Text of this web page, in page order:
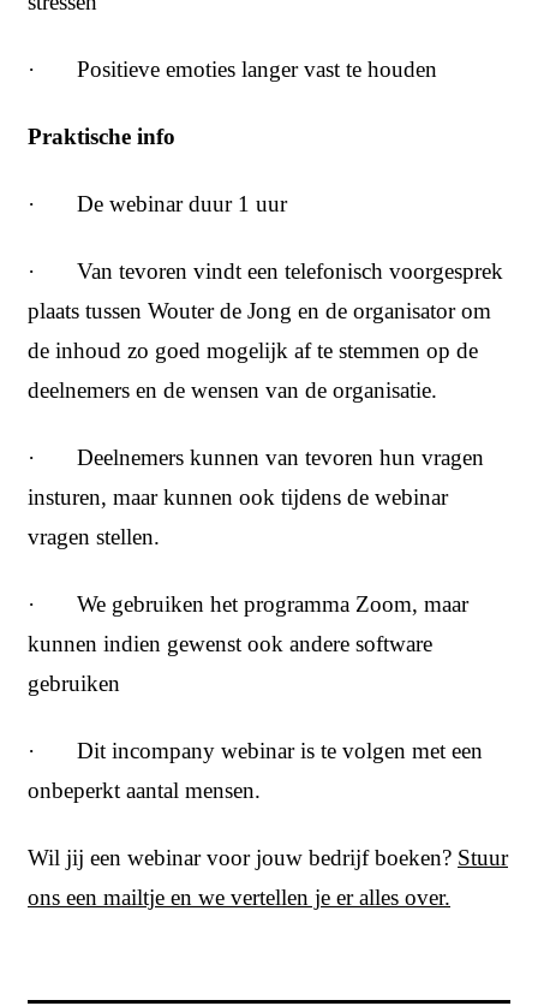
· Positieve emoties langer vast te houden
Praktische info
· De webinar duur 1 uur
· Van tevoren vindt een telefonisch voorgesprek
plaats tussen Wouter de Jong en de organisator om
de inhoud zo goed mogelijk af te stemmen op de
deelnemers en de wensen van de organisatie.
· Deelnemers kunnen van tevoren hun vragen
insturen, maar kunnen ook tijdens de webinar
vragen stellen.
· We gebruiken het programma Zoom, maar
kunnen indien gewenst ook andere software
gebruiken
· Dit incompany webinar is te volgen met een
onbeperkt aantal mensen.
Wil jij een webinar voor jouw bedrijf boeken? Stuur
ons een mailtje en we vertellen je er alles over.